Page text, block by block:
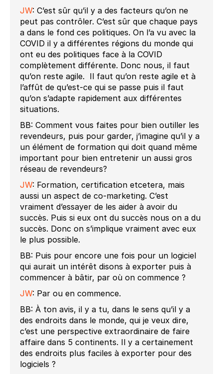
JW: C’est sûr qu’il y a des facteurs qu’on ne
peut pas contrôler. C’est sûr que chaque pays
a dans le fond ces politiques. On l’a vu avec la
COVID il y a différentes régions du monde qui
ont eu des politiques face à la COVID
complètement différente. Donc nous, il faut
qu’on reste agile. Il faut qu’on reste agile et à
l’affût de qu’est-ce qui se passe puis il faut
qu’on s’adapte rapidement aux différentes
situations.
BB: Comment vous faites pour bien outiller les
revendeurs, puis pour garder, j’imagine qu’il y a
un élément de formation qui doit quand même
important pour bien entretenir un aussi gros
réseau de revendeurs?
JW: Formation, certification etcetera, mais
aussi un aspect de co-marketing. C’est
vraiment d’essayer de les aider à avoir du
succès. Puis si eux ont du succès nous on a du
succès. Donc on s’implique vraiment avec eux
le plus possible.
BB: Puis pour encore une fois pour un logiciel
qui aurait un intérêt disons à exporter puis à
commencer à bâtir, par où on commence ?
JW: Par ou en commence.
BB: À ton avis, il y a tu, dans le sens qu’il y a
des endroits dans le monde, qui je veux dire,
c’est une perspective extraordinaire de faire
affaire dans 5 continents. Il y a certainement
des endroits plus faciles à exporter pour des
logiciels ?